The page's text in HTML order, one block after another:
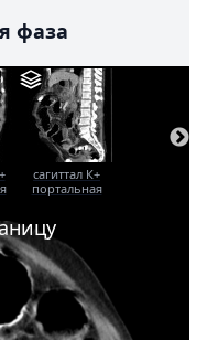
фаза
сагиттал К+
портальная